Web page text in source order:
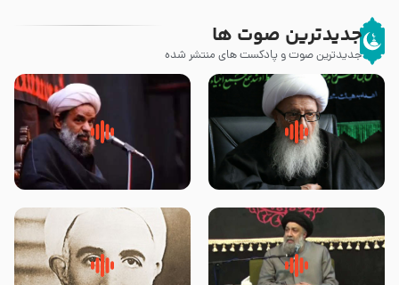
جدیدترین صوت ها
جدیدترین صوت و پادکست های منتشر شده
زوّار اربعین امام حسین (علیه
السلام) با این اشتیاق به زیارت
روضه جانسوز پاره های جگر امام
حسن مجتبی علیه السلام-حجت